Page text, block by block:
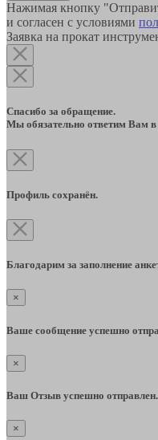
Нажимая кнопку
и согласен с условиями
Заявка на прокат
Спасибо за обращение.
Мы обязательно ответим Вам
Профиль сохранён.
Благодарим за заполнение
×
Ваше сообщение успешно
×
Ваш Отзыв успешно отправлен.
×